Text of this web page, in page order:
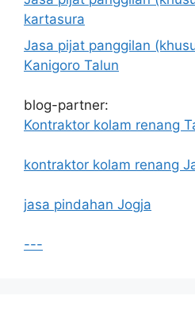
kartasura
Jasa pijat panggilan
Kanigoro Talun
blog-partner:
Kontraktor kolam renang
kontraktor kolam renang
jasa pindahan Jogja
---